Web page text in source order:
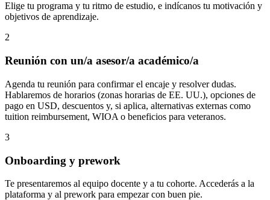
Elige tu programa y tu ritmo de estudio, e indícanos tu motivación y
objetivos de aprendizaje.
2
Reunión con un/a asesor/a académico/a
Agenda tu reunión para confirmar el encaje y resolver dudas.
Hablaremos de horarios (zonas horarias de EE. UU.), opciones de
pago en USD, descuentos y, si aplica, alternativas externas como
tuition reimbursement, WIOA o beneficios para veteranos.
3
Onboarding y prework
Te presentaremos al equipo docente y a tu cohorte. Accederás a la
plataforma y al prework para empezar con buen pie.